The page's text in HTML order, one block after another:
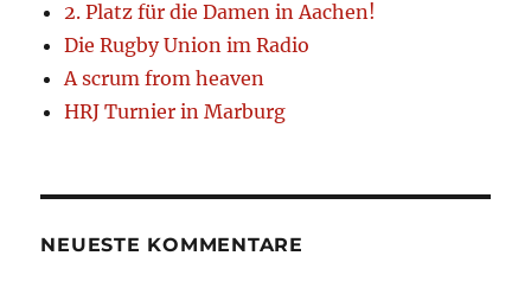
2. Platz für die Damen in Aachen!
Die Rugby Union im Radio
A scrum from heaven
HRJ Turnier in Marburg
NEUESTE KOMMENTARE